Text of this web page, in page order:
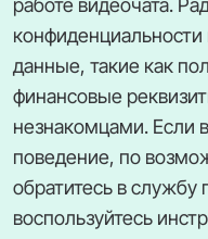
данные, такие как
финансовые
незнакомцами. Если
поведение, по
обратитесь в
воспользуйтесь